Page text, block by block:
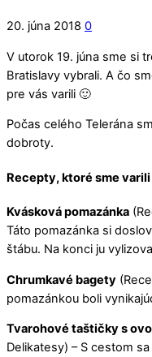
20. júna 2018 0
V utorok 19. júna sme si
Bratislavy vybrali. A čo
pre vás varili 🙂
Počas celého Telerána
dobroty.
Recepty, ktoré sme
Kvásková pomazánka
Táto pomazánka si
štábu. Na konci ju
Chrumkavé bagety
pomazánkou boli
Tvarohové taštičky s
Delikatesy) – S cestom